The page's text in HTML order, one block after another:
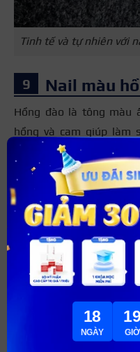
Tinh tế và tự nhiên với
Nail màu
Hồng đào là tông màu
hồng và cam giúp làm
người châu Á ngăm
nữ tính, tươi tắn, phù
lãng mạn. Nail hồng
buổi hẹn hò hay những
18
NGÀY
19
GIỜ